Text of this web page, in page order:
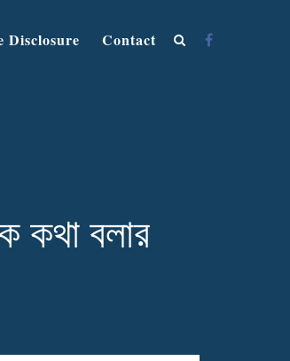
Disclosure Contact
বলার